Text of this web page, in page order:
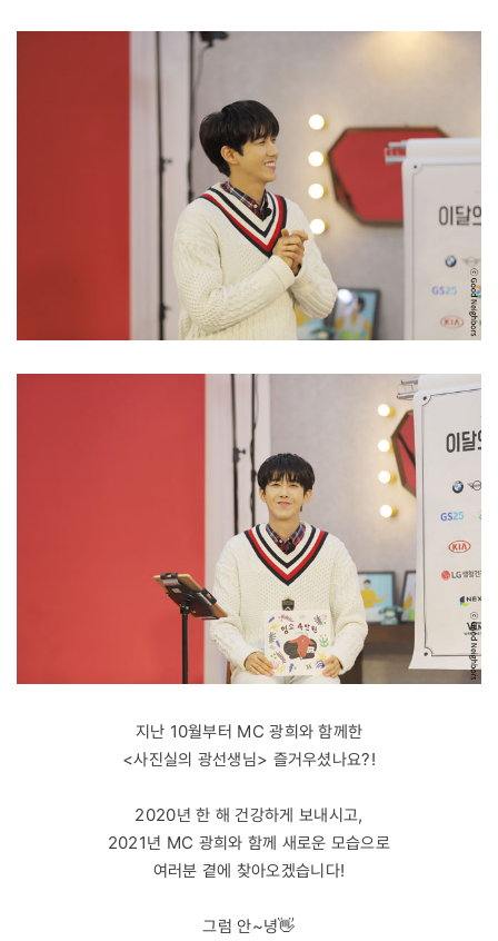
지난 10월부터 MC 광희와 함께한
<사진실의 광선생님> 즐거우셨나요?!
2020년 한 해 건강하게 보내시고,
2021년 MC 광희와 함께 새로운 모습으로
여러분 곁에 찾아오겠습니다!
그럼 안~녕👋